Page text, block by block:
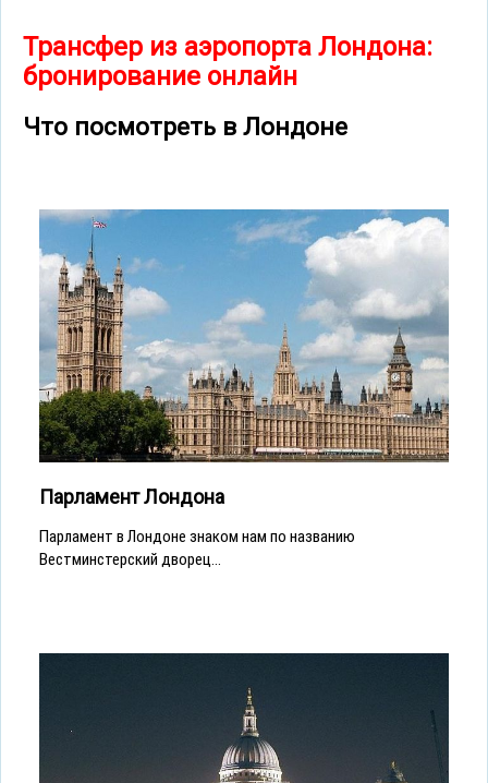
Трансфер из аэропорта Лондона:
бронирование онлайн
Что посмотреть в Лондоне
Парламент Лондона
Парламент в Лондоне знаком нам по названию
Вестминстерский дворец...